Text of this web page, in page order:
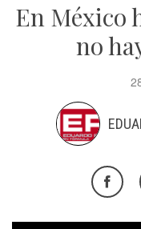
En México
no